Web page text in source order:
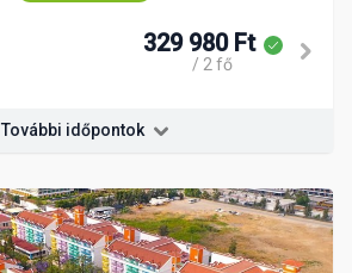
329 980 Ft
/ 2 fő
További időpontok